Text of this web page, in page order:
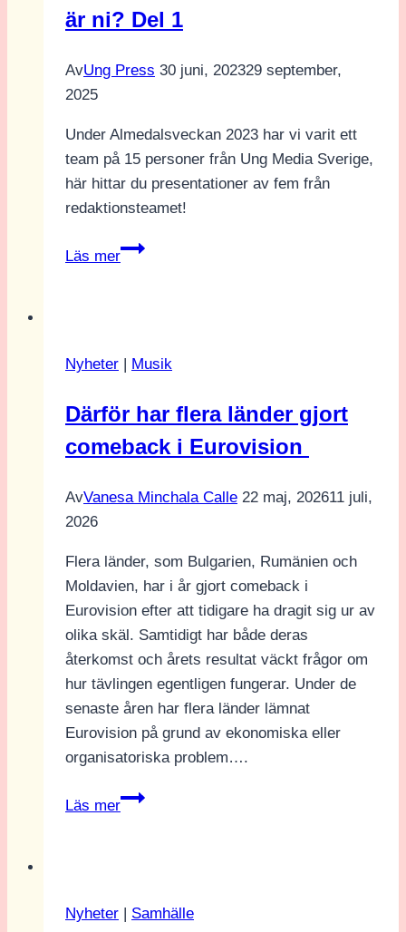
är ni? Del 1
AvUng Press 30 juni, 202329 september,
2025
Under Almedalsveckan 2023 har vi varit ett
team på 15 personer från Ung Media Sverige,
här hittar du presentationer av fem från
redaktionsteamet!
Läs mer
Almedalsredaktionen
Del
Nyheter | Musik
Därför har flera länder gjort
comeback i Eurovision
AvVanesa Minchala Calle 22 maj, 202611 juli,
2026
Flera länder, som Bulgarien, Rumänien och
Moldavien, har i år gjort comeback i
Eurovision efter att tidigare ha dragit sig ur av
olika skäl. Samtidigt har både deras
återkomst och årets resultat väckt frågor om
hur tävlingen egentligen fungerar. Under de
senaste åren har flera länder lämnat
Eurovision på grund av ekonomiska eller
organisatoriska problem….
Läs mer
Därför
comeback
Nyheter | Samhälle